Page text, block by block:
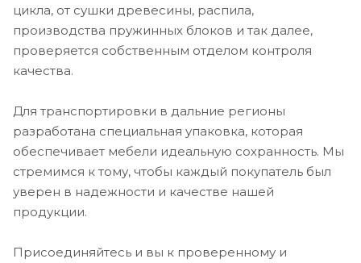
цикла, от сушки древесины, распила,
производства пружинных блоков и так далее,
проверяется собственным отделом контроля
качества.
Для транспортировки в дальние регионы
разработана специальная упаковка, которая
обеспечивает мебели идеальную сохранность. Мы
стремимся к тому, чтобы каждый покупатель был
уверен в надежности и качестве нашей
продукции.
Присоединяйтесь и вы к проверенному и